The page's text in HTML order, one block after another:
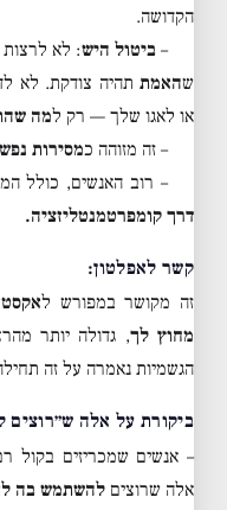
הקדושה.
–ביטול היש: לא
שהאמת תהיה צודקת. לא
או לאגו שלך — רק למה
– זה מזוהה כמסירות נפש
– רוב האנשים, כולל
דרך קומפרטמנטליזציה.
קשר לאפלטון:
זה מקושר במפורש ל
מחוץ לך, גדולה יותר
הגשמיות נאמרה על זה
ביקורת על אלה
– אנשים שמכריזים בקול
אלה שרוצים להשתמש בה